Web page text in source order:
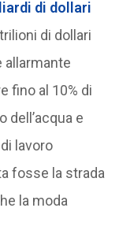
di dollari
di dollari
allarmante
fino al 10% di
dell’acqua e
lavoro
fosse la strada
la moda